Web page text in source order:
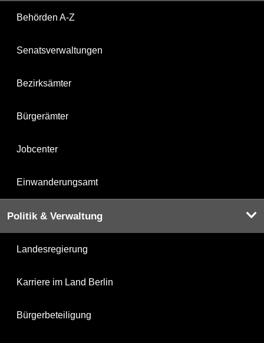
Behörden A-Z
Senatsverwaltungen
Bezirksämter
Bürgerämter
Jobcenter
Einwanderungsamt
Politik & Verwaltung
Landesregierung
Karriere im Land Berlin
Bürgerbeteiligung